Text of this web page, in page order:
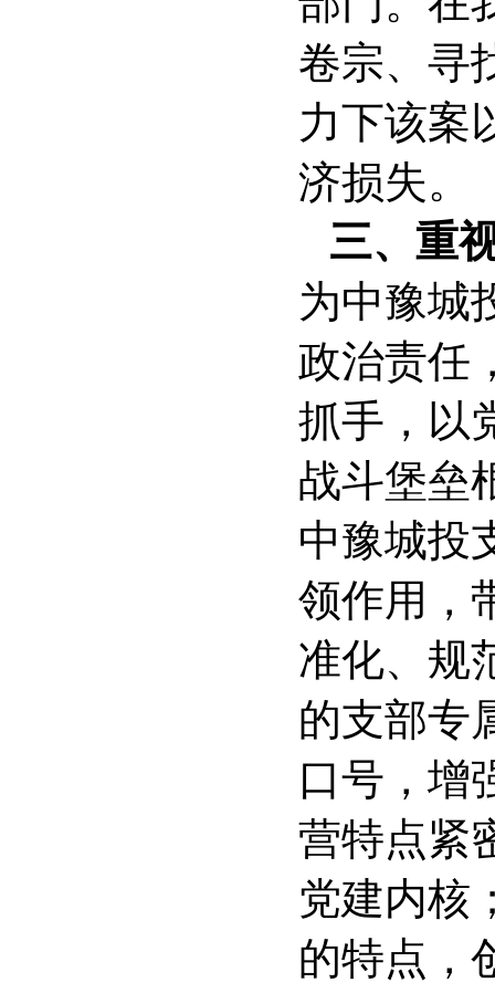
卷宗、寻
力下该案
济损失。
三、重
为中豫城
政治责任
抓手，以
战斗堡垒
中豫城投
领作用，
准化、规
的支部专
口号，增
营特点紧
党建内核
的特点，